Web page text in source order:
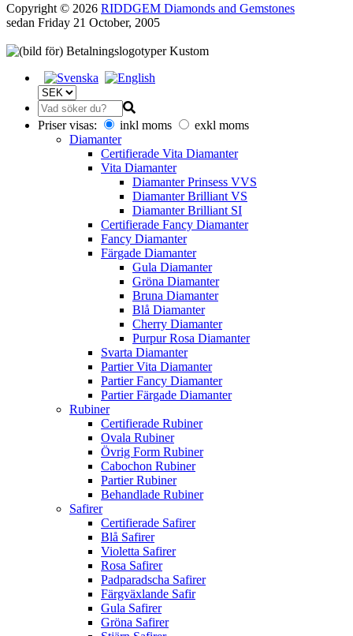
Copyright © 2026 RIDDGEM Diamonds and Gemstones
sedan Friday 21 October, 2005
Priser visas: inkl moms
exkl moms
Diamanter
Certifierade Vita Diamanter
Vita Diamanter
Diamanter Prinsess VVS
Diamanter Brilliant VS
Diamanter Brilliant SI
Certifierade Fancy Diamanter
Fancy Diamanter
Färgade Diamanter
Gula Diamanter
Gröna Diamanter
Bruna Diamanter
Blå Diamanter
Cherry Diamanter
Purpur Rosa Diamanter
Svarta Diamanter
Partier Vita Diamanter
Partier Fancy Diamanter
Partier Färgade Diamanter
Rubiner
Certifierade Rubiner
Ovala Rubiner
Övrig Form Rubiner
Cabochon Rubiner
Partier Rubiner
Behandlade Rubiner
Safirer
Certifierade Safirer
Blå Safirer
Violetta Safirer
Rosa Safirer
Padparadscha Safirer
Färgväxlande Safir
Gula Safirer
Gröna Safirer